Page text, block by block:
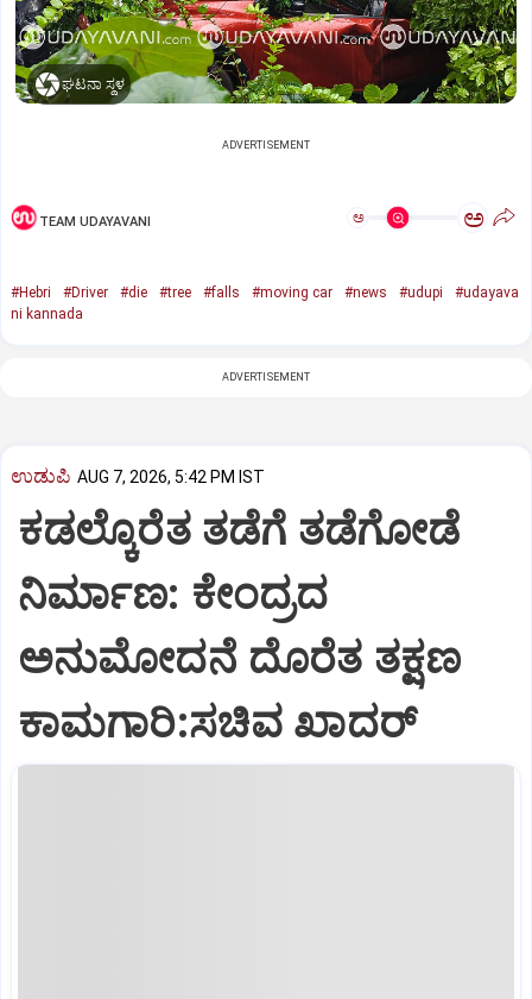
ಘಟನಾ ಸ್ಥಳ
ADVERTISEMENT
TEAM UDAYAVANI ಅ ಅ
#Hebri #Driver #die #tree #falls #moving car #news #udupi
#udayava
ni kannada
ADVERTISEMENT
ಉಡುಪಿ AUG 7, 2026, 5:42 PM IST
ಕಡಲ್ಕೊರೆತ ತಡೆಗೆ ತಡೆಗೋಡೆ
ನಿರ್ಮಾಣ: ಕೇಂದ್ರದ
ಅನುಮೋದನೆ ದೊರೆತ ತಕ್ಷಣ
ಕಾಮಗಾರಿ:ಸಚಿವ ಖಾದರ್